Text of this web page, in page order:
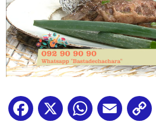
Facebook
X WhatsApp
Email